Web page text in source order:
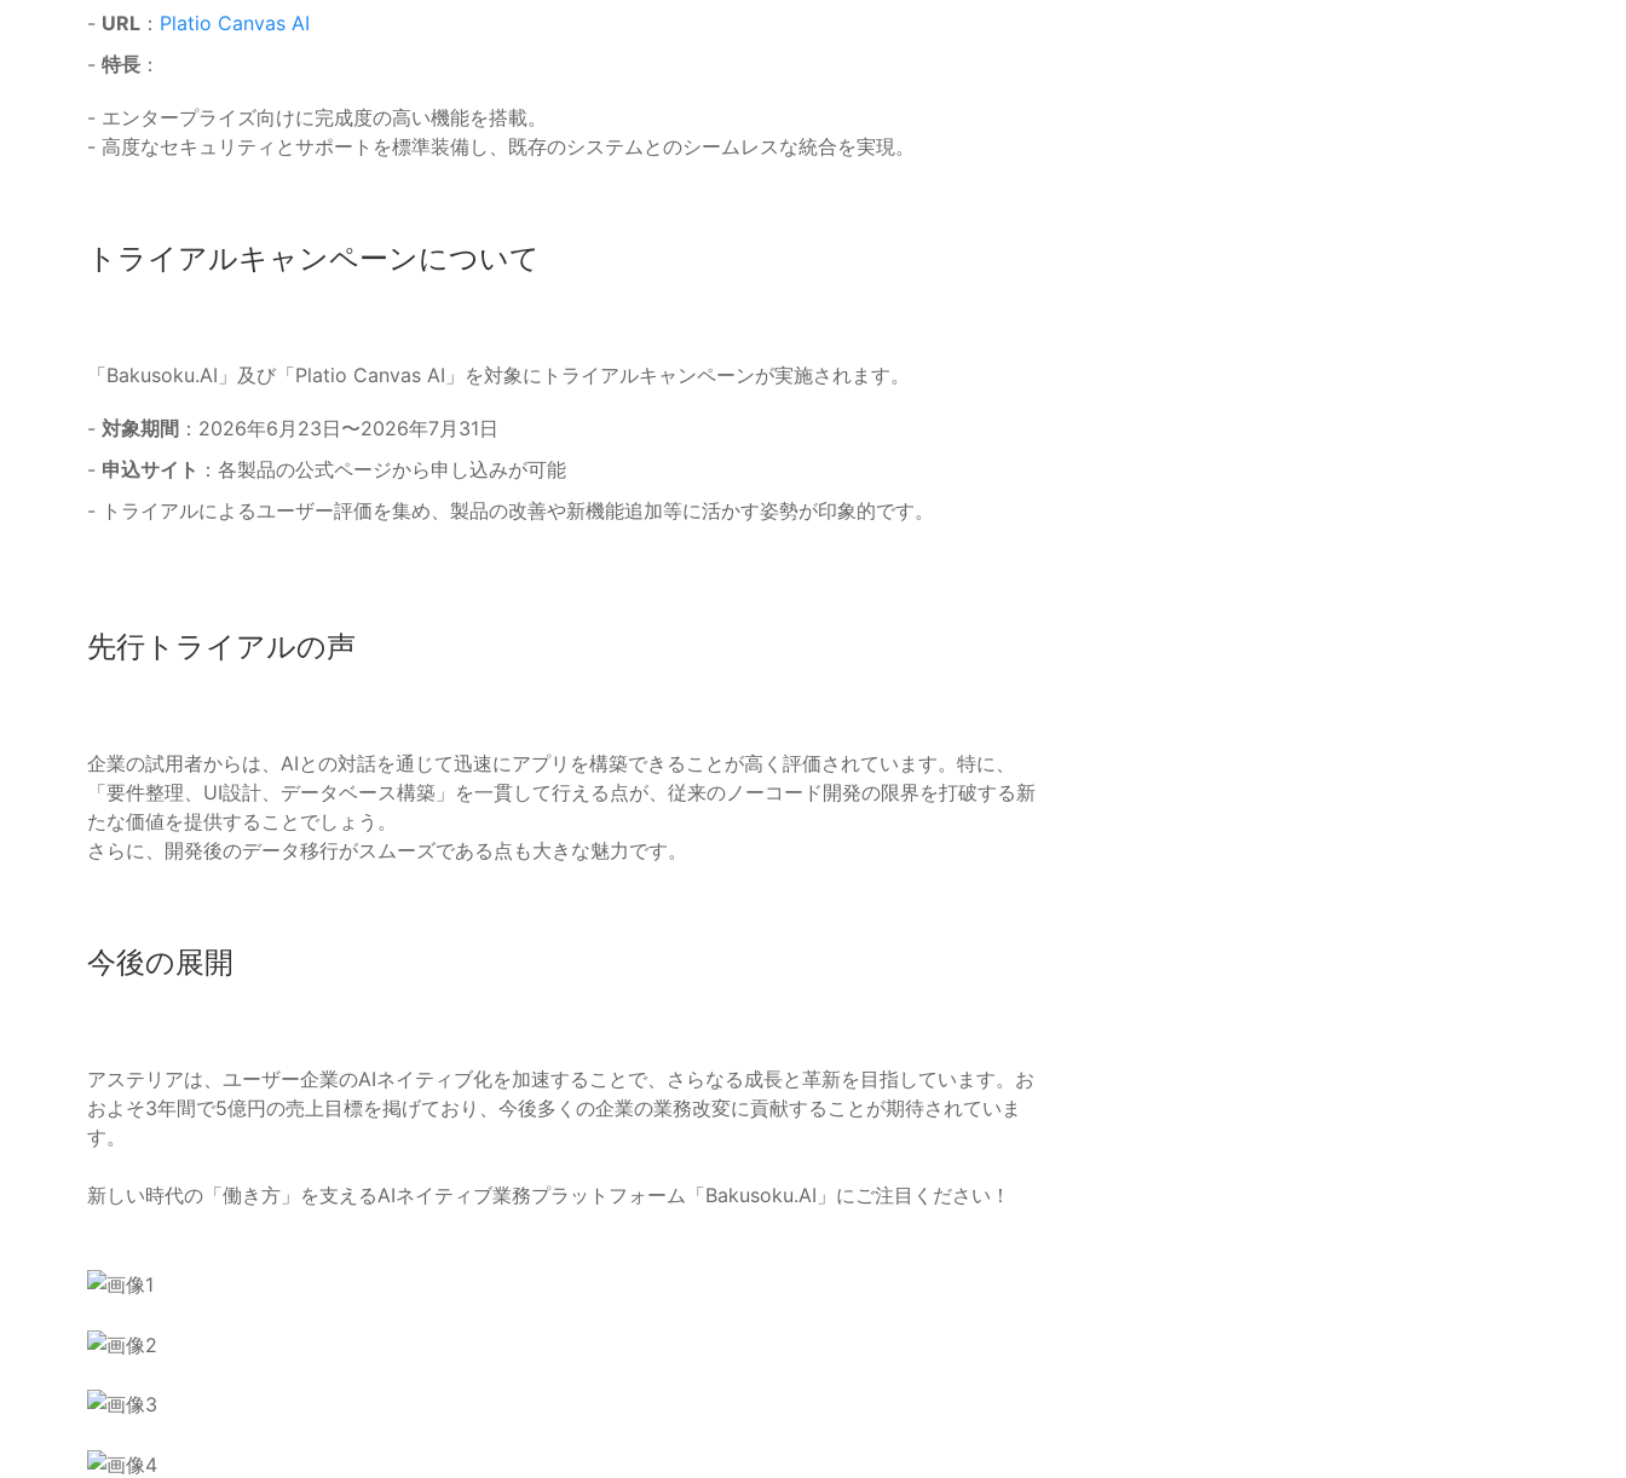
- URL ： Platio Canvas AI
- 特長 ：
- エンタープライズ向けに完成度の高い機能を搭載。
- 高度なセキュリティとサポートを標準装備し、既存のシステムとのシームレスな統合を実現。
トライアルキャンペーンについて
「Bakusoku.AI」及び「Platio Canvas AI」を対象にトライアルキャンペーンが実施されます。
- 対象期間 ：2026年6月23日〜2026年7月31日
- 申込サイト ：各製品の公式ページから申し込みが可能
- トライアルによるユーザー評価を集め、製品の改善や新機能追加等に活かす姿勢が印象的です。
先行トライアルの声
企業の試用者からは、AIとの対話を通じて迅速にアプリを構築できることが高く評価されています。特に、
「要件整理、UI設計、データベース構築」を一貫して行える点が、従来のノーコード開発の限界を打破する新
たな価値を提供することでしょう。
さらに、開発後のデータ移行がスムーズである点も大きな魅力です。
今後の展開
アステリアは、ユーザー企業のAIネイティブ化を加速することで、さらなる成長と革新を目指しています。お
およそ3年間で5億円の売上目標を掲げており、今後多くの企業の業務改変に貢献することが期待されていま
す。
新しい時代の「働き方」を支えるAIネイティブ業務プラットフォーム「Bakusoku.AI」にご注目ください！